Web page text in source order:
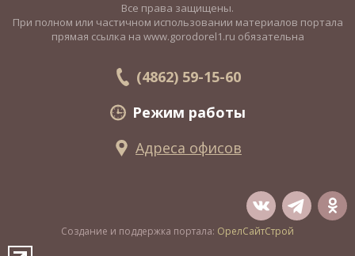
Все права защищены.
При полном или частичном использовании материалов портала
прямая ссылка на www.gorodorel1.ru обязательна
(4862) 59-15-60
Режим работы
Адреса офисов
Создание и поддержка портала: ОрелСайтСтрой